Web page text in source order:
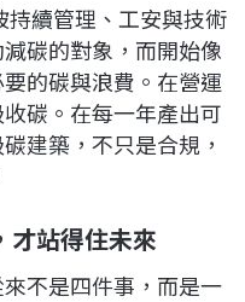
持續管理、工安與技術
碳的對象，而開始像
的碳與浪費。在營運
碳。在每一年產出可
建築，不只是合規，
才站得住未來
不是四件事，而是一